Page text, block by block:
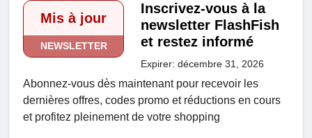
Mis à jour
NEWSLETTER
Inscrivez-vous à la
newsletter FlashFish
et restez informé
Expirer: décembre 31, 2026
Abonnez-vous dès maintenant pour recevoir les
dernières offres, codes promo et réductions en cours
et profitez pleinement de votre shopping